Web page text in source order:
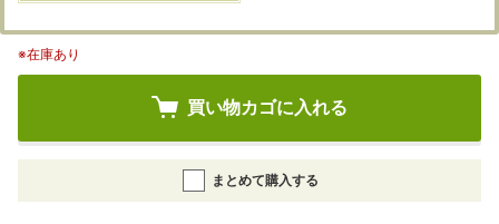
※在庫あり
買い物カゴに入れる
まとめて購入する